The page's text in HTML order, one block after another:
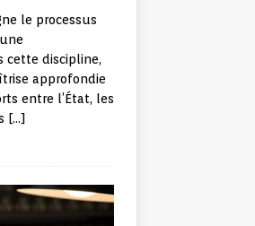
le processus
cette discipline,
approfondie
entre l’État, les
[…]